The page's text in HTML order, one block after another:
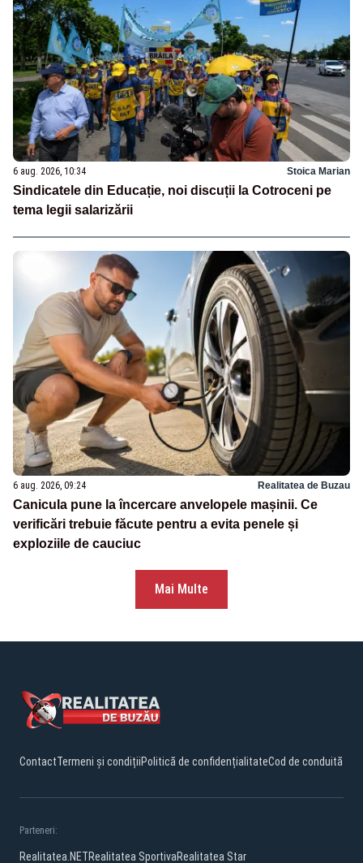
6 aug. 2026, 10:34 Stoica Marian
Sindicatele din Educație, noi discuții la Cotroceni pe
tema legii salarizării
6 aug. 2026, 09:24 Realitatea de Buzau
Canicula pune la încercare anvelopele mașinii. Ce
verificări trebuie făcute pentru a evita penele și
exploziile de cauciuc
Mai Multe
ContactTermeni și condițiiPolitică de confidențialitateCod de conduită
Parteneri:
Realitatea.NETRealitatea SportivaRealitatea Star